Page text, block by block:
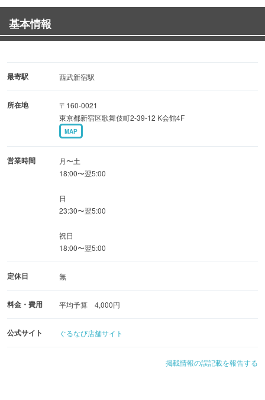
◆アットホームな空間◆
お一人様でも気軽に立ち寄れるカウンター席と 、ゆったり
とくつろげるソファー席
会、深夜のご利用など、様々なシーンでご利用OK
◆宴会に…◆
飲み放題付きのお得なコースを3種類ご用意
ご予算や人数に合わせてお選びいただけます
更に店内は全席喫煙可能なので 、喫煙者の方にも喜ばれま
基本情報
最寄駅 西武新宿駅
所在地
〒160-0021
東京都新宿区歌舞伎町2-39-12 K会館4F
MAP
営業時間
月〜土
18:00〜翌5:00
日
23:30〜翌5:00
祝日
18:00〜翌5:00
定休日 無
料金・費用 平均予算 4,000円
公式サイト ぐるなび店舗サイト
掲載情報の誤記載を報告する